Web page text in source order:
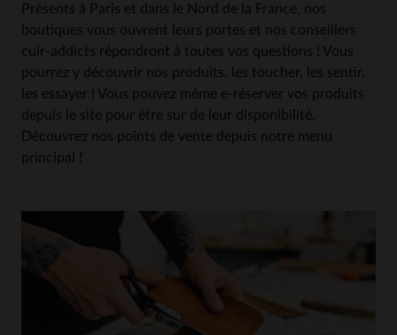
Présents à Paris et dans le Nord de la France, nos
boutiques vous ouvrent leurs portes et nos conseillers
cuir-addicts répondront à toutes vos questions ! Vous
pourrez y découvrir nos produits, les toucher, les sentir,
les essayer ! Vous pouvez même e-réserver vos produits
depuis le site pour être sur de leur disponibilité.
Découvrez nos points de vente depuis notre menu
principal !